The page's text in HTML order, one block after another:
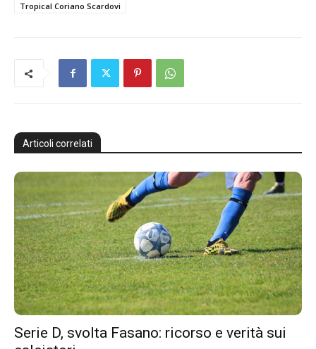
Tropical Coriano Scardovi
Articoli correlati
Serie D, svolta Fasano: ricorso e verità sui